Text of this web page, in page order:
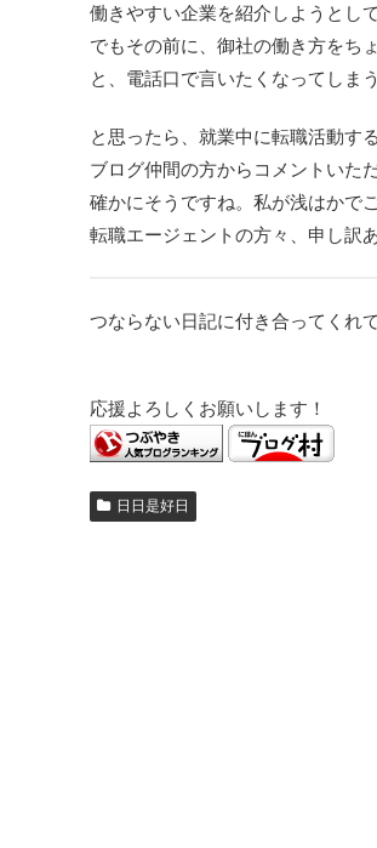
働きやすい企業を紹介しようとし
でもその前に、御社の働き方をち
と、電話口で言いたくなってしま
と思ったら、就業中に転職活動す
ブログ仲間の方からコメントいた
確かにそうですね。私が浅はかで
転職エージェントの方々、申し訳
つならない日記に付き合ってくれ
応援よろしくお願いします！
日日是好日